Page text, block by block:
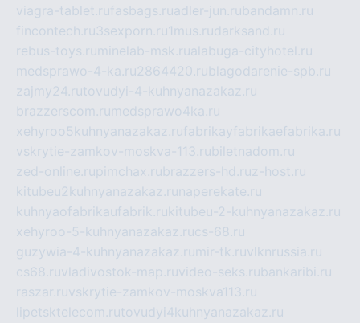
viagra-tablet.rufasbags.ruadler-jun.rubandamn.ru
fincontech.ru3sexporn.ru1mus.rudarksand.ru
rebus-toys.ru minelab-msk.rualabuga-cityhotel.ru
medsprawo-4-ka.ru2864420.rublagodarenie-spb.ru
zajmy24.rutovudyi-4-kuhnyanazakaz.ru
brazzerscom.ru medsprawo4ka.ru
xehyroo5kuhnyanazakaz.rufabrikayfabrikaefabrika.ru
vskrytie-zamkov-moskva-113.rubiletnadom.ru
zed-online.rupimchax.rubrazzers-hd.ruz-host.ru
kitubeu2kuhnyanazakaz.ru naperekate.ru
kuhnyaofabrikaufabrik.rukitubeu-2-kuhnyanazakaz.ru
xehyroo-5-kuhnyanazakaz.rucs-68.ru
guzywia-4-kuhnyanazakaz.ru mir-tk.ruvlknrussia.ru
cs68.ruvladivostok-map.ruvideo-seks.rubankaribi.ru
raszar.ruvskrytie-zamkov-moskva113.ru
lipetsktelecom.rutovudyi4kuhnyanazakaz.ru